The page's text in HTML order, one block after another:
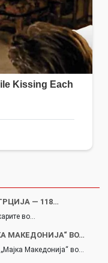
— 118…
во…
МАКЕДОНИЈА“ ВО…
Македонија“ во…